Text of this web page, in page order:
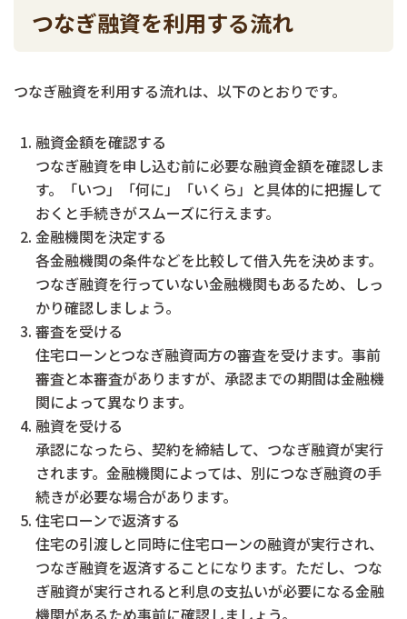
つなぎ融資を利用する流れ
つなぎ融資を利用する流れは、以下のとおりです。
融資金額を確認する
つなぎ融資を申し込む前に必要な融資金額を確認しま
す。「いつ」「何に」「いくら」と具体的に把握して
おくと手続きがスムーズに行えます。
金融機関を決定する
各金融機関の条件などを比較して借入先を決めます。
つなぎ融資を行っていない金融機関もあるため、しっ
かり確認しましょう。
審査を受ける
住宅ローンとつなぎ融資両方の審査を受けます。事前
審査と本審査がありますが、承認までの期間は金融機
関によって異なります。
融資を受ける
承認になったら、契約を締結して、つなぎ融資が実行
されます。金融機関によっては、別につなぎ融資の手
続きが必要な場合があります。
住宅ローンで返済する
住宅の引渡しと同時に住宅ローンの融資が実行され、
つなぎ融資を返済することになります。ただし、つな
ぎ融資が実行されると利息の支払いが必要になる金融
機関があるため事前に確認しましょう。